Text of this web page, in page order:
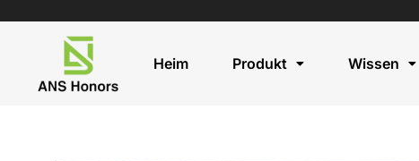
Heim Produkt Wissen